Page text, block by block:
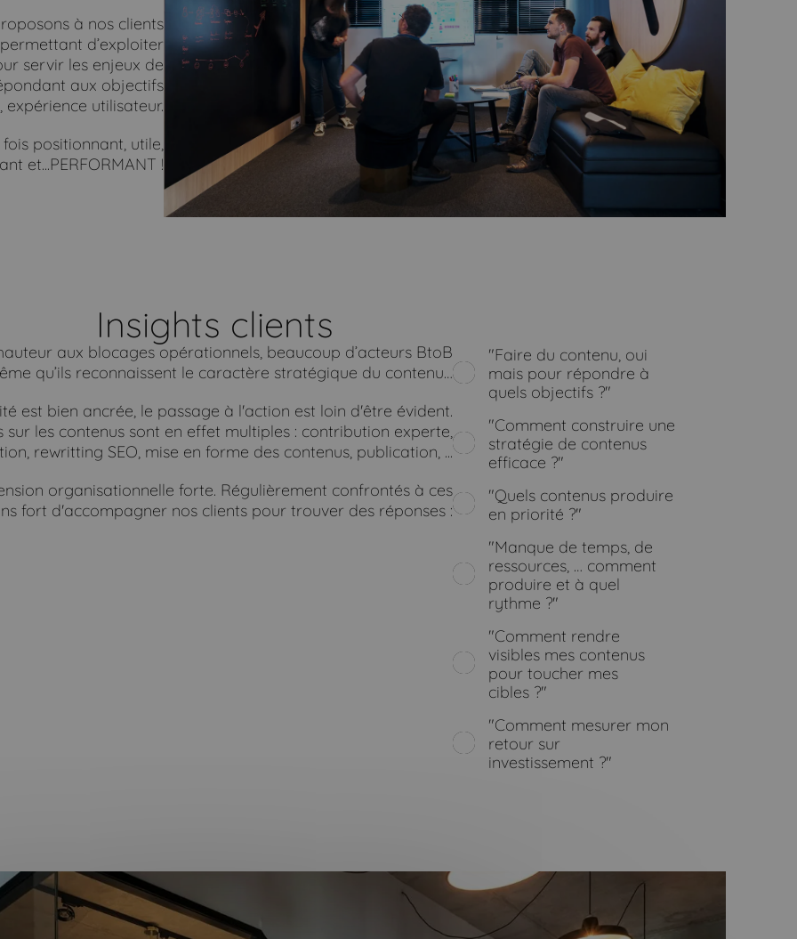
à nos clients
d’exploiter
servir les enjeux de
aux objectifs
utilisateur.
positionnant, utile,
et...PERFORMANT !
Insights clients
aux blocages opérationnels, beaucoup d’acteurs BtoB
qu’ils reconnaissent le caractère stratégique du contenu…
est bien ancrée, le passage à l'action est loin d'être évident.
sur les contenus sont en effet multiples : contribution experte,
rewritting SEO, mise en forme des contenus, publication, ...
organisationnelle forte. Régulièrement confrontés à ces
fort d'accompagner nos clients pour trouver des réponses :
"Faire du contenu, oui
mais pour répondre à
quels objectifs ?"
"Comment construire une
stratégie de contenus
efficace ?"
"Quels contenus produire
en priorité ?"
"Manque de temps, de
ressources, … comment
produire et à quel
rythme ?"
"Comment rendre
visibles mes contenus
pour toucher mes
cibles ?"
"Comment mesurer mon
retour sur
investissement ?"